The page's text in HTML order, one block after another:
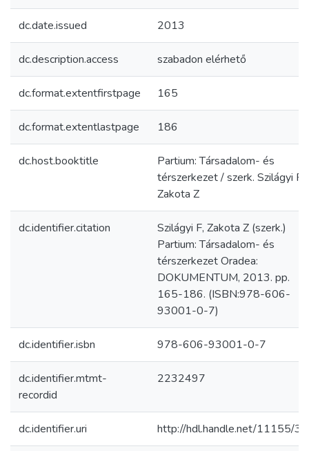
dc.date.issued 2013
dc.description.access szabadon elérhető
dc.format.extentfirstpage 165
dc.format.extentlastpage 186
dc.host.booktitle
Partium: Társadalom- és
térszerkezet / szerk. Szilágyi F,
Zakota Z
dc.identifier.citation
Szilágyi F, Zakota Z (szerk.)
Partium: Társadalom- és
térszerkezet Oradea:
DOKUMENTUM, 2013. pp.
165-186. (ISBN:978-606-
93001-0-7)
dc.identifier.isbn 978-606-93001-0-7
dc.identifier.mtmt-
recordid
2232497
dc.identifier.uri http://hdl.handle.net/11155/